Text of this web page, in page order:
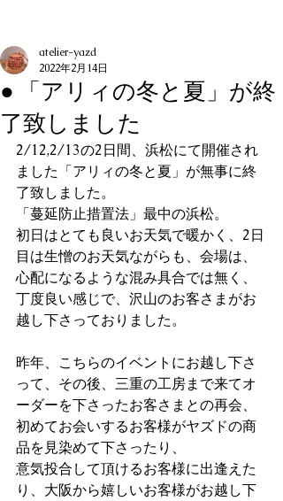
● 「アリィの冬と夏」が終
了致しました
atelier-yazd
2022年2月14日
2/12,2/13の2日間、浜松にて開催され
ました「アリィの冬と夏」が無事に終
了致しました。
「蔓延防止措置法」最中の浜松。
初日はとても良いお天気で暖かく、2日
目は生憎のお天気ながらも、会場は、
心配になるような混み具合では無く、
丁度良い感じで、沢山のお客さまがお
越し下さっておりました。
昨年、こちらのイベントにお越し下さ
って、その後、三重の工房まで来てオ
ーダーを下さったお客さまとの再会、
初めてお会いするお客様がヤズドの商
品を見染めて下さったり、
意気投合して頂けるお客様に出逢えた
り、大阪から嬉しいお客様がお越し下